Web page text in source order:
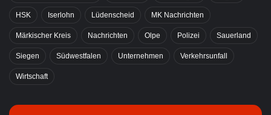
HSK Iserlohn Lüdenscheid MK Nachrichten
Märkischer Kreis Nachrichten Olpe Polizei Sauerland
Siegen Südwestfalen Unternehmen Verkehrsunfall
Wirtschaft